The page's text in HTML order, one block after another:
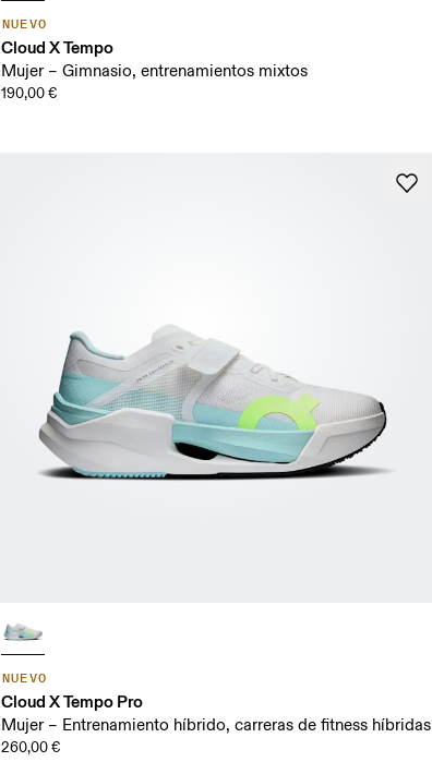
NUEVO
Cloud X Tempo
Mujer – Gimnasio, entrenamientos mixtos
190,00 €
NUEVO
Cloud X Tempo Pro
Mujer – Entrenamiento híbrido, carreras de fitness híbridas
260,00 €